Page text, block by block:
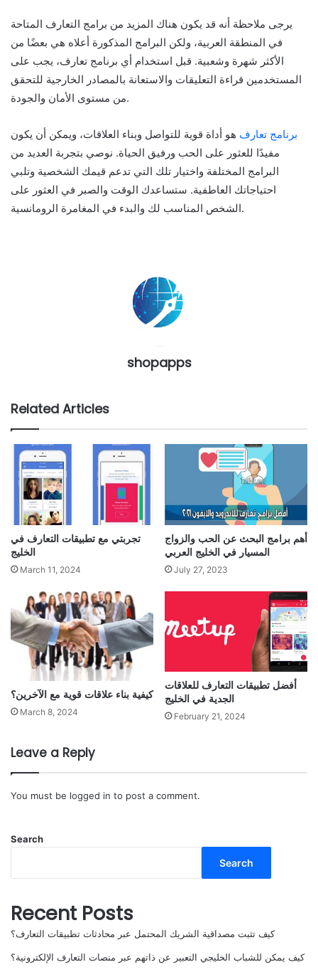
يرجى ملاحظة أنه قد يكون هناك المزيد من برامج التعارف المتاحة
في المنطقة العربية، ولكن البرامج المذكورة أعلاه هي بعضًا من
الأكثر شهرة وشعبية. قبل استخدام أي برنامج تعارف، يجب على
المستخدمين قراءة التعليقات والاستعانة بالمصادر الخارجية للتحقق
من مستوى الأمان والجودة.
برنامج تعارف هو أداة قوية للتواصل وبناء العلاقات، ويمكن أن يكون
مفيدًا للعثور على الحب ورفيق الحياة. نوصي بتجربة العديد من
البرامج المختلفة واختيار تلك التي تدعم قيمك الشخصية وتلبي
احتياجاتك العاطفية. ستساعدك الوقت والصبر في العثور على
الشخص المناسب لك والبدء في المغامرة الرومانسية.
shopapps
Related Articles
تجربتي مع تطبيقات التعارف في
الخليج
March 11, 2024
أهم برامج البحث عن الحب والزواج
المسيار في الخليج العربي
July 27, 2023
كيفية بناء علاقات قوية مع الآخرين؟
March 8, 2024
أفضل تطبيقات التعارف للعلاقات
الجدية في الخليج
February 21, 2024
Leave a Reply
You must be logged in to post a comment.
Search
Search
Recent Posts
كيف تثبت مصداقية الشريك المحتمل عبر محادثات تطبيقات التعارف؟
كيف يمكن للشباب الخليجي التعبير عن ذاتهم عبر منصات التعارف الإلكترونية؟